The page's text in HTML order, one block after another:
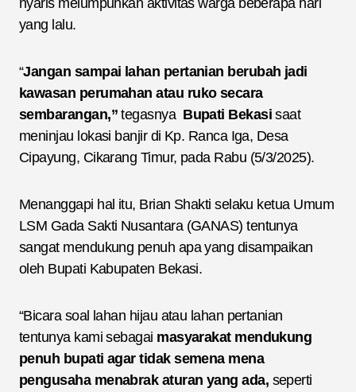
yang lalu.
“Jangan sampai lahan pertanian berubah jadi
kawasan perumahan atau ruko secara
sembarangan,”tegasnya Bupati Bekasi saat
meninjau lokasi banjir di Kp. Ranca Iga, Desa
Cipayung, Cikarang Timur, pada Rabu (5/3/2025).
Menanggapi hal itu, Brian Shakti selaku ketua Umum
LSM Gada Sakti Nusantara (GANAS) tentunya
sangat mendukung penuh apa yang disampaikan
oleh Bupati Kabupaten Bekasi.
“Bicara soal lahan hijau atau lahan pertanian
tentunya kami sebagai masyarakat mendukung
penuh bupati agar tidak semena mena
pengusaha menabrak aturan yang ada, seperti